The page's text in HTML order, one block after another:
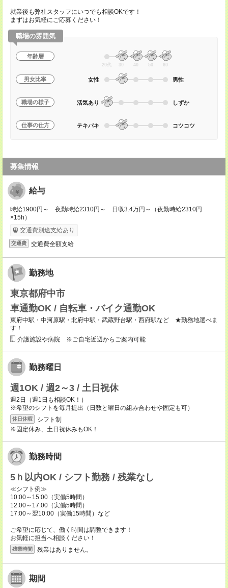
就業後も弊社スタッフにいつでも相談OKです！
まずはお気軽にご応募ください！
職場の雰囲気
年齢層
20代 30 40 50 60
男女比率 女性 男性
職場の様子 活気あり しずか
仕事の仕方 テキパキ コツコツ
募集情報
給与
時給1900円～ 夜勤時給2310円～ 日収3.4万円～（夜勤時給2310円
×15h）
交通費別途支給あり
交通費 交通費全額支給
勤務地
東京都府中市
車通勤OK / 自転車・バイク通勤OK
東府中駅・中河原駅・北府中駅・武蔵野台駅・西府駅など ★勤務地選べま
す！
介護施設や病院 ※ご自宅近辺からご案内可能
勤務曜日
週1OK / 週2～3 / 土日祝休
週2日（週1日も相談OK！）
※希望のシフトを毎月提出（日数と曜日の組み合わせや固定も可）
休日休暇
シフト制
※固定休み、土日祝休みもOK！
勤務時間
5ｈ以内OK / シフト勤務 / 残業なし
≪シフト例≫
10:00～15:00（実働5時間）
12:00～17:00（実働5時間）
17:00～翌10:00（実働15時間）など
ご希望に応じて、働く時間は調整できます！
お気軽に担当へ相談ください！
残業時間 残業はありません。
期間